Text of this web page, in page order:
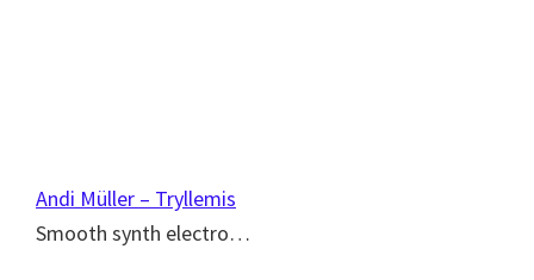
Andi Müller – Tryllemis
Smooth synth electro…